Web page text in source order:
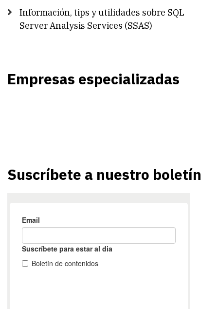
Información, tips y utilidades sobre SQL
Server Analysis Services (SSAS)
Empresas especializadas
Suscríbete a nuestro boletín